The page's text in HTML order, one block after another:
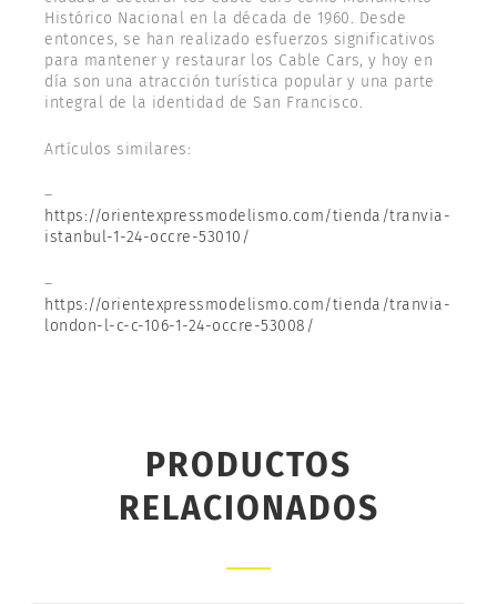
Histórico Nacional en la década de 1960. Desde
entonces, se han realizado esfuerzos significativos
para mantener y restaurar los Cable Cars, y hoy en
día son una atracción turística popular y una parte
integral de la identidad de San Francisco.
Artículos similares:
–
https://orientexpressmodelismo.com/tienda/tranvia-
istanbul-1-24-occre-53010/
–
https://orientexpressmodelismo.com/tienda/tranvia-
london-l-c-c-106-1-24-occre-53008/
PRODUCTOS
RELACIONADOS